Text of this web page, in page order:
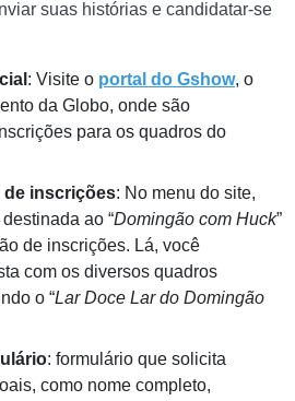
suas histórias e candidatar-se
: Visite o portal do Gshow, o
da Globo, onde são
para os quadros do
de inscrições: No menu do site,
ao “Domingão com Huck”
de inscrições. Lá, você
com os diversos quadros
o “Lar Doce Lar do Domingão
: formulário que solicita
como nome completo,